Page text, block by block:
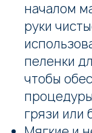
началом
руки
пеленки
чтобы
грязи или